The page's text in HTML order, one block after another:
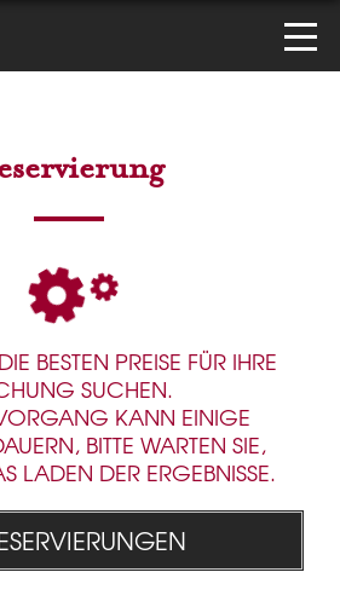
BESTEN PREISE FÜR IHRE
SUCHEN.
KANN EINIGE
BITTE WARTEN SIE,
LADEN DER ERGEBNISSE.